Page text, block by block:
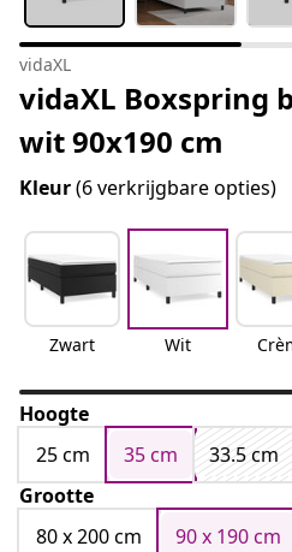
vidaXL
vidaXL Boxspring
wit 90x190 cm
Kleur(6 verkrijgbare opties)
Zwart Wit
Hoogte
25 cm
35 cm
33.5 cm
Grootte
80 x 200 cm
90 x 190 cm